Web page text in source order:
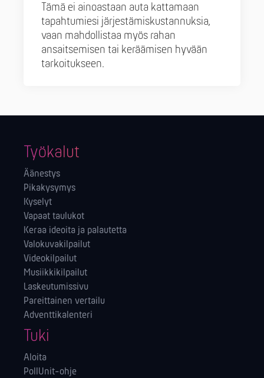
Tämä ei ainoastaan auta kattamaan
tapahtumiesi järjestämiskustannuksia,
vaan mahdollistaa myös rahan
ansaitsemisen tai keräämisen hyvään
tarkoitukseen.
Työkalut
Äänestys
Pikakysymys
Kyselyt
Vapaat taulukot
Keraa ideoita ja palautetta
Valokuvakilpailut
Videokilpailut
Musiikkikilpailut
Laskeutumissivu
Pareittainen vertailu
Adventtikalenteri
Tuki
Aloita
PollUnit-ohje